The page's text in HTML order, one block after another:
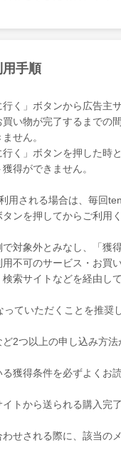
手順
く」ボタンから広告主
い物が完了するまでの
せん。
行く」ボタンを押した時
得ができません。
用される場合は、毎回
ンを押してからご利用く
対象外とみなし、「獲
不可のサービス・お買
索サイトなどを経由し
ていただくことを推奨
2つ以上の申し込み方
獲得条件を必ずよくお読
トから送られる購入完
せされる際に、該当の